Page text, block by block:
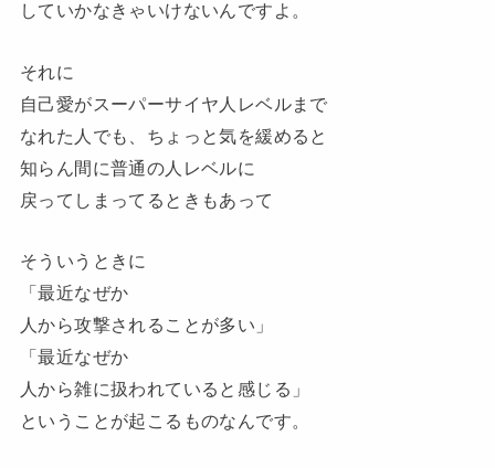
していかなきゃいけないんですよ。
それに
自己愛がスーパーサイヤ人レベルまで
なれた人でも、ちょっと気を緩めると
知らん間に普通の人レベルに
戻ってしまってるときもあって
そういうときに
「最近なぜか
人から攻撃されることが多い」
「最近なぜか
人から雑に扱われていると感じる」
ということが起こるものなんです。